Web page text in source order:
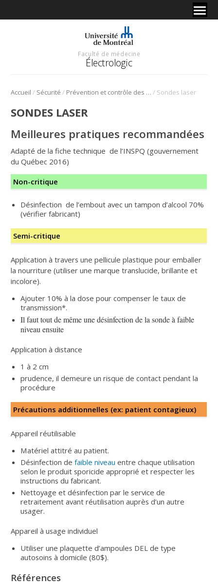
Faculté de médecine
Électrologic
Accueil / Sécurité / Prévention et contrôle des infections (PCI) / Sondes laser
SONDES LASER
Meilleures pratiques recommandées
Adapté de la fiche technique de l’INSPQ (gouvernement
du Québec 2016)
Non-critique
Désinfection de l’embout avec un tampon d’alcool 70%
(vérifier fabricant)
Semi-critique
Application à travers une pellicule plastique pour emballer
la nourriture (utiliser une marque translucide, brillante et
incolore).
Ajouter 10% à la dose pour compenser le taux de
transmission*.
Il faut tout de même une désinfection de la sonde à faible
niveau ensuite
Application à distance
1 à 2 cm
prudence, il demeure un risque de contact pendant la
procédure
Précautions additionnelles (ex: patient contagieux)
Appareil réutilisable
Matériel attitré au patient.
Désinfection defaible niveauentre chaque utilisation
selon le produit sporicide approprié et respecter les
instructions du fabricant.
Nettoyage et désinfection par le service de
retraitement avant réutilisation auprès d’un autre
usager.
Appareil à usage individuel
Utiliser une plaquette d’ampoules DEL de type
autosoins à domicile (80$).
Références